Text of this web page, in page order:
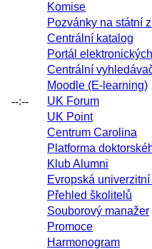
--:--
Komise
Pozvánky na státní
Centrální katalog
Portál
Centrální
Moodle (E-learning)
UK Forum
UK Point
Centrum Carolina
Platforma
Klub Alumni
Evropská
Přehled školitelů
Souborový manažer
Promoce
Harmonogram